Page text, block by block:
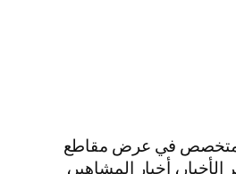
متخصص في عرض مقاطع
الأخبار، أخبار المشاهير،